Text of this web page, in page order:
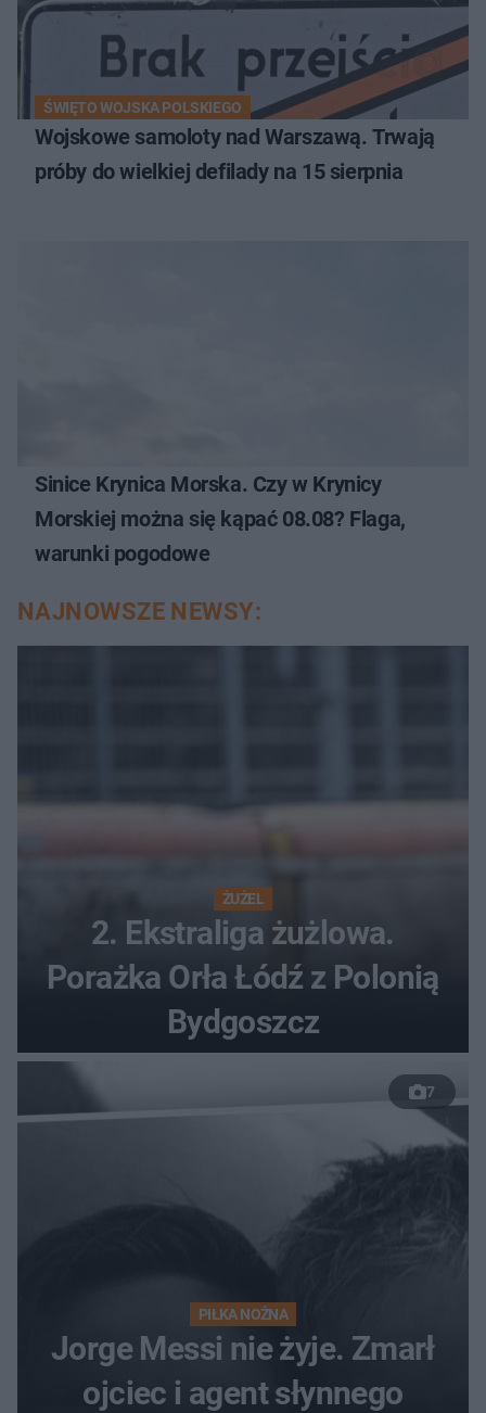
ŚWIĘTO WOJSKA POLSKIEGO
Wojskowe samoloty nad Warszawą. Trwają
próby do wielkiej defilady na 15 sierpnia
Sinice Krynica Morska. Czy w Krynicy
Morskiej można się kąpać 08.08? Flaga,
warunki pogodowe
NAJNOWSZE NEWSY:
ŻUŻEL
2. Ekstraliga żużlowa.
Porażka Orła Łódź z Polonią
Bydgoszcz
7
PIŁKA NOŻNA
Jorge Messi nie żyje. Zmarł
ojciec i agent słynnego